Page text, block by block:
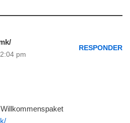
pm
RESPONDER